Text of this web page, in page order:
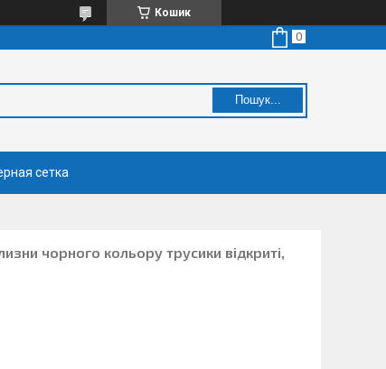
Кошик
Пошук...
сетка
чорного кольору трусики відкриті,